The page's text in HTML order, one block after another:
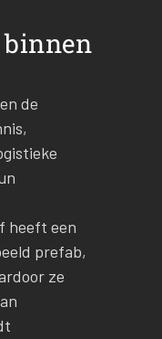
de
heeft een
prefab,
ze